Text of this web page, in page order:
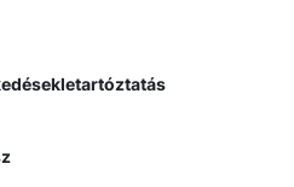
letartóztatás